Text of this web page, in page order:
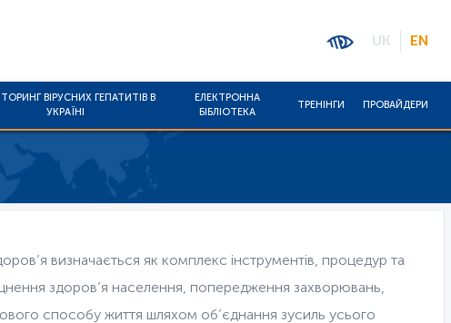
UK EN
ВІРУСНИХ ГЕПАТИТІВ В
УКРАЇНІ
ЕЛЕКТРОННА
БІБЛІОТЕКА
ТРЕНІНГИ ПРОВАЙДЕРИ
визначається як комплекс інструментів, процедур та
здоров’я населення, попередження захворювань,
способу життя шляхом об’єднання зусиль усього